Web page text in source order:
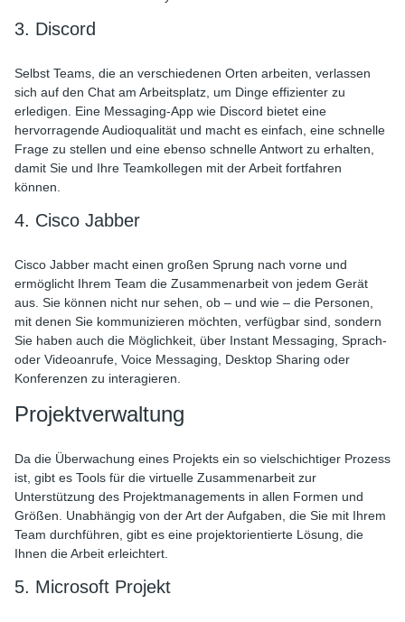
3. Discord
Selbst Teams, die an verschiedenen Orten arbeiten, verlassen
sich auf den Chat am Arbeitsplatz, um Dinge effizienter zu
erledigen. Eine Messaging-App wie Discord bietet eine
hervorragende Audioqualität und macht es einfach, eine schnelle
Frage zu stellen und eine ebenso schnelle Antwort zu erhalten,
damit Sie und Ihre Teamkollegen mit der Arbeit fortfahren
können.
4. Cisco Jabber
Cisco Jabber macht einen großen Sprung nach vorne und
ermöglicht Ihrem Team die Zusammenarbeit von jedem Gerät
aus. Sie können nicht nur sehen, ob – und wie – die Personen,
mit denen Sie kommunizieren möchten, verfügbar sind, sondern
Sie haben auch die Möglichkeit, über Instant Messaging, Sprach-
oder Videoanrufe, Voice Messaging, Desktop Sharing oder
Konferenzen zu interagieren.
Projektverwaltung
Da die Überwachung eines Projekts ein so vielschichtiger Prozess
ist, gibt es Tools für die virtuelle Zusammenarbeit zur
Unterstützung des Projektmanagements in allen Formen und
Größen. Unabhängig von der Art der Aufgaben, die Sie mit Ihrem
Team durchführen, gibt es eine projektorientierte Lösung, die
Ihnen die Arbeit erleichtert.
5. Microsoft Projekt